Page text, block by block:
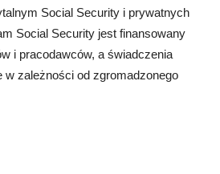
Social Security i prywatnych
Social Security jest finansowany
i pracodawców, a świadczenia
w zależności od zgromadzonego